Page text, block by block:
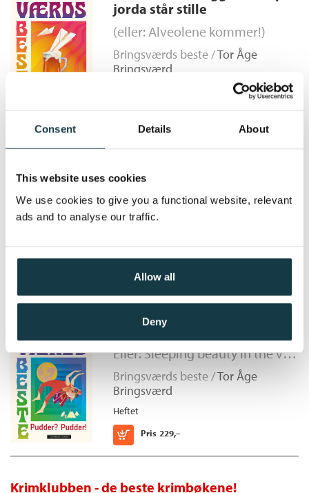
Consent Details About
This website uses cookies
We use cookies to give you a functional website, relevant
ads and to analyse our traffic.
Allow all
Deny
Serienummer:
2
i Barndommens måne. Enda en gang betror han seg til tusj og
silke. Han vil forsøke å beskrive Djengis Khan. Ikke som et
monster. Men som et menneske.
Nominert til Nordisk råds litteraturpris.
Bokmål Ebok
jorda står stille
(eller: Alveolene kommer!)
Bringsværds beste /Tor Åge
Bringsværd
Pris 229,–
Kjøp
Bringsværds beste /Tor Åge
Bringsværd
Kjøp
Pudder? Pudder!
Eller: Sleeping beauty in the valley of the wild, wild pigs
Bringsværds beste /Tor Åge
Bringsværd
Heftet
Pris 229,–
Kjøp
Krimklubben - de beste krimbøkene!